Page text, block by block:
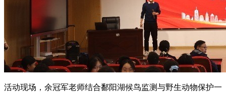
活动现场，余冠军老师结合鄱阳湖候鸟监测与野生动物保护一